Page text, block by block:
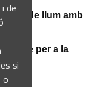
de
si
o
de llum amb
per a la